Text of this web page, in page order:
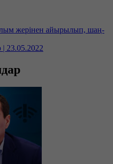
жерінен айырылып, шаң-
23.05.2022